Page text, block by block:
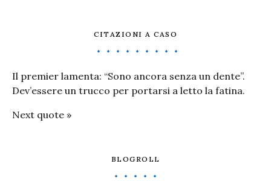
CITAZIONI A CASO
Il premier lamenta: “Sono ancora senza un dente”.
Dev’essere un trucco per portarsi a letto la fatina.
Next quote »
BLOGROLL